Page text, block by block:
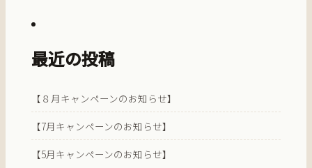
最近の投稿
【８月キャンペーンのお知らせ】
【7月キャンペーンのお知らせ】
【5月キャンペーンのお知らせ】